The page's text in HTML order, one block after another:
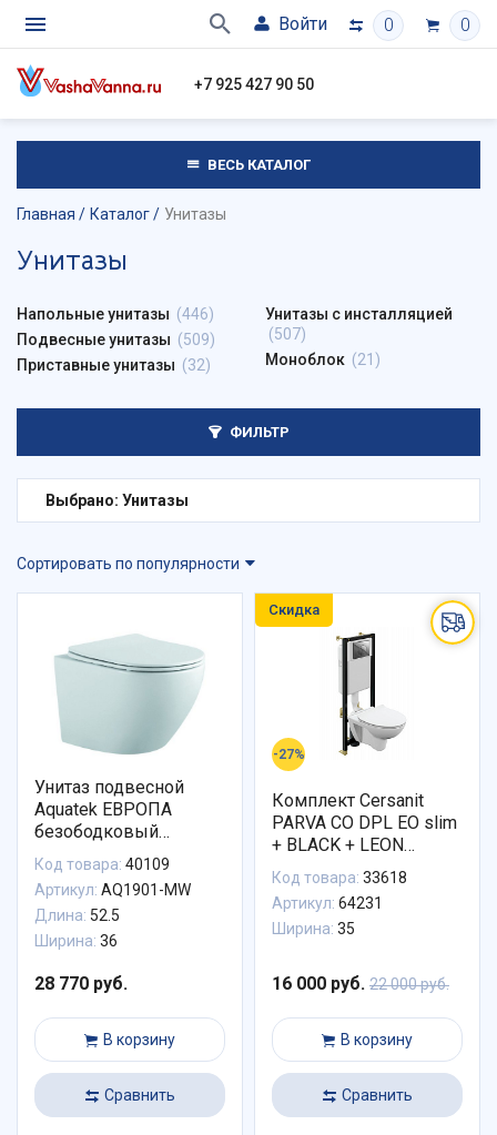
Войти 0 0
+7 925 427 90 50
ВЕСЬ КАТАЛОГ
Главная Каталог Унитазы
Унитазы
Напольные унитазы (446)
Подвесные унитазы (509)
Приставные унитазы (32)
Унитазы с инсталляцией
(507)
Моноблок (21)
ФИЛЬТР
Выбрано: Унитазы
Сортировать по популярности
Унитаз подвесной
Aquatek ЕВРОПА
безободковый
AQ1901-MW белый
матовый
Код товара: 40109
Артикул: AQ1901-MW
Длина: 52.5
Ширина: 36
28 770 руб.
В корзину
Сравнить
Скидка
-27%
Комплект Cersanit
PARVA CO DPL EO slim
+ BLACK + LEON
пластик хром
глянцевый
Код товара: 33618
Артикул: 64231
Ширина: 35
16 000 руб. 22 000 руб.
В корзину
Сравнить